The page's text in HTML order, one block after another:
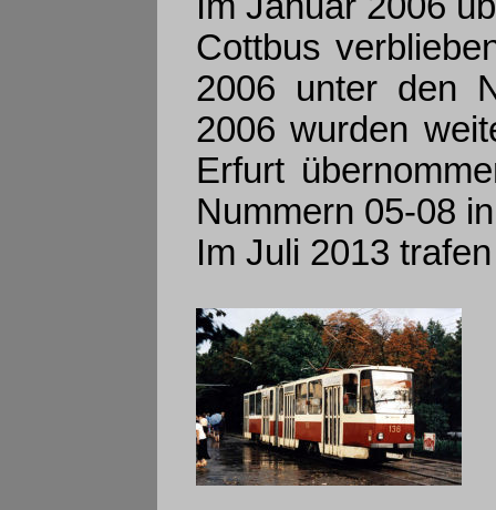
Cottbus
2006 unter den
2006 wurden
Erfurt
Nummern 05-08
Im Juli 2013